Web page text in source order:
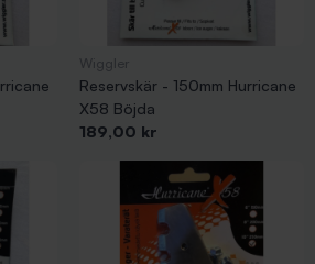
Reservskär - 150mm Hurricane
X58 Böjda
Pris
189,00 kr